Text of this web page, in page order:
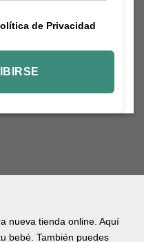
de Privacidad
nueva tienda online. Aquí
bebé. También puedes